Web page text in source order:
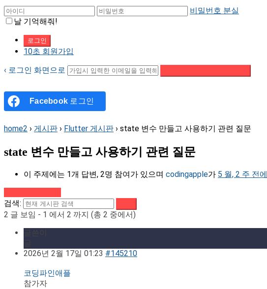
비밀번호 분실
날 기억해줘!
10초 회원가입
‹ 로그인 화면으로
Facebook 로그인
home2 › 게시판 › Flutter 게시판 › state 변수 만들고 사용하기 관련 질문
state 변수 만들고 사용하기 관련 질문
이 주제에는 1개 답변, 2명 참여가 있으며 codingapple가 5 월, 2 주 전에
검색:
2 글 보임 - 1 에서 2 까지 (총 2 중에서)
2026년 2월 17일 01:23 #145210
코딩파인애플
참가자